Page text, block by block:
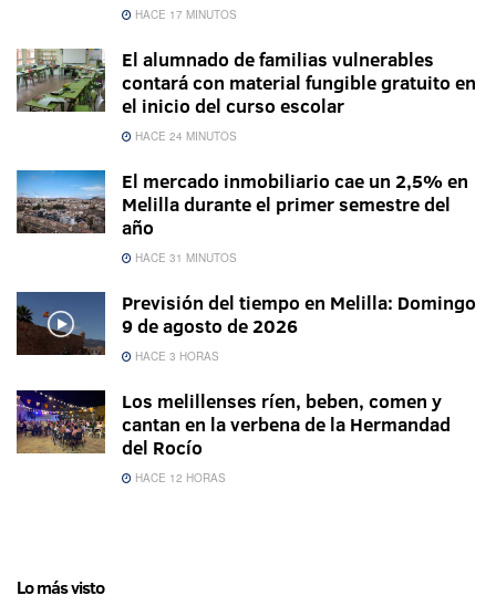
HACE 17 MINUTOS
El alumnado de familias vulnerables
contará con material fungible gratuito en
el inicio del curso escolar
HACE 24 MINUTOS
El mercado inmobiliario cae un 2,5% en
Melilla durante el primer semestre del
año
HACE 31 MINUTOS
Previsión del tiempo en Melilla: Domingo
9 de agosto de 2026
HACE 3 HORAS
Los melillenses ríen, beben, comen y
cantan en la verbena de la Hermandad
del Rocío
HACE 12 HORAS
Lo más visto